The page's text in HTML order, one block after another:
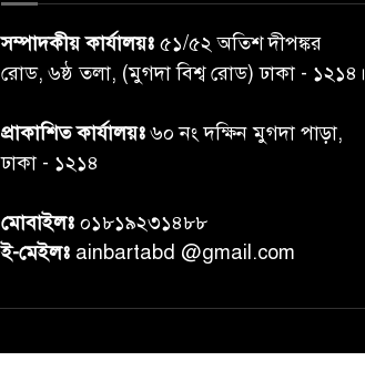
সম্পাদকীয় কার্যালয়ঃ ৫১/৫২ অতিশ দীপঙ্কর
রোড, ৬ষ্ঠ তলা, (মুগদা বিশ্ব রোড) ঢাকা - ১২১৪।
প্রাকাশিত কার্যালয়ঃ৬০ নং দক্ষিন মুগদা পাড়া,
ঢাকা - ১২১৪
মোবাইলঃ ০১৮১৯২৩১৪৮৮
ই-মেইলঃ ainbartabd @gmail.com